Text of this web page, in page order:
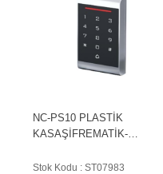
NC-PS10 PLASTİK
KASAŞİFREMATİK-
Stok Kodu : ST07983